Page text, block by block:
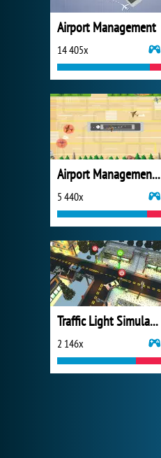
Airport Management
14 405x
Airport Management 2
5 440x
Traffic Light Simulator 3D
2 146x